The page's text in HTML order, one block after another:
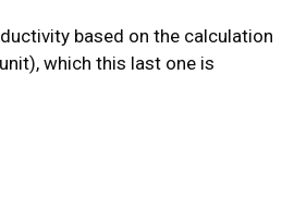
based on the calculation
which this last one is